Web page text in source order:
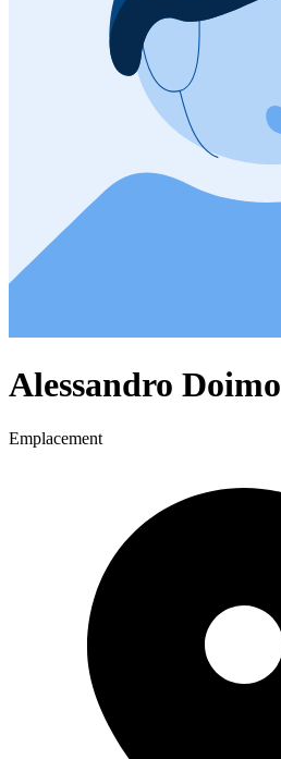
Alessandro Doimo
Emplacement